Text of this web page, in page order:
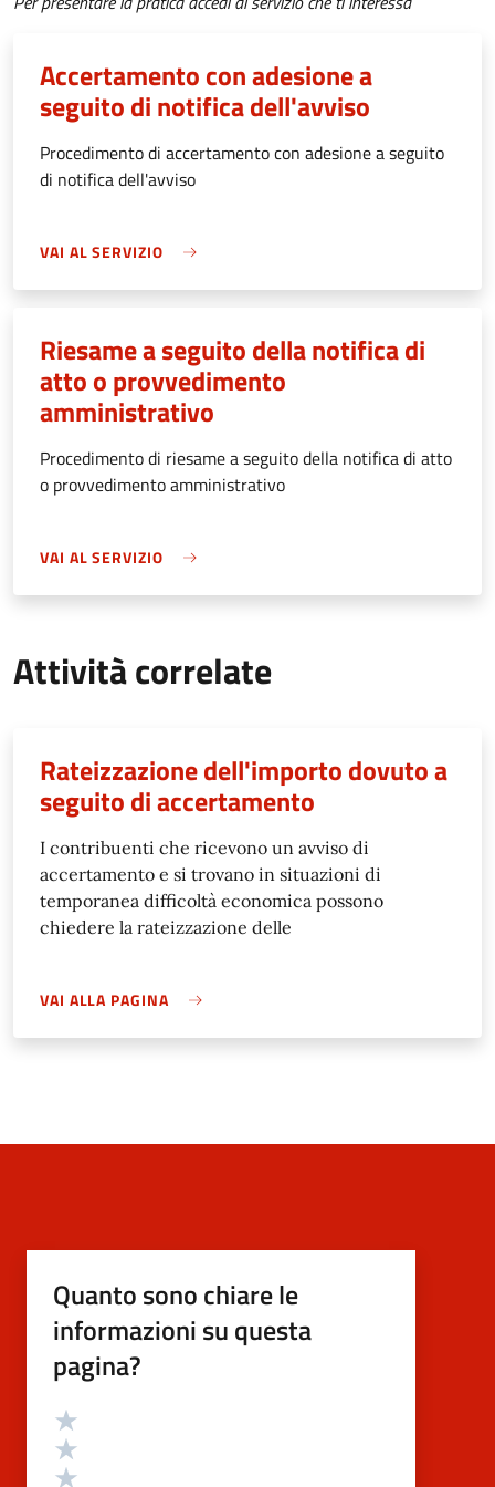
Accertamento con adesione a
seguito di notifica dell'avviso
Procedimento di accertamento con adesione a seguito
di notifica dell'avviso
VAI AL SERVIZIO
Riesame a seguito della notifica di
atto o provvedimento
amministrativo
Procedimento di riesame a seguito della notifica di atto
o provvedimento amministrativo
VAI AL SERVIZIO
Attività correlate
Rateizzazione dell'importo dovuto a
seguito di accertamento
I contribuenti che ricevono un avviso di
accertamento e si trovano in situazioni di
temporanea difficoltà economica possono
chiedere la rateizzazione delle
VAI ALLA PAGINA
Quanto sono chiare le
informazioni su questa
pagina?
Valutazione